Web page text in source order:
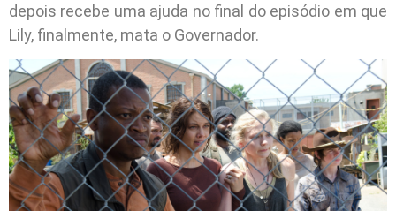
depois recebe uma ajuda no final do episódio em que
Lily, finalmente, mata o Governador.